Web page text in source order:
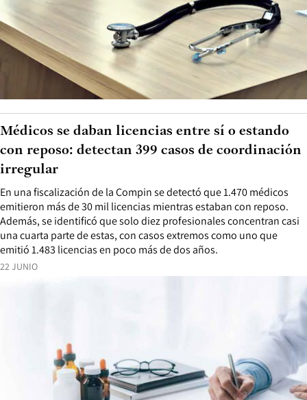
22 JUNIO
En una fiscalización de la Compin se detectó que 1.470 médicos
emitieron más de 30 mil licencias mientras estaban con reposo.
Además, se identificó que solo diez profesionales concentran casi
una cuarta parte de estas, con casos extremos como uno que
emitió 1.483 licencias en poco más de dos años.
Médicos se daban licencias entre sí o estando
con reposo: detectan 399 casos de coordinación
irregular